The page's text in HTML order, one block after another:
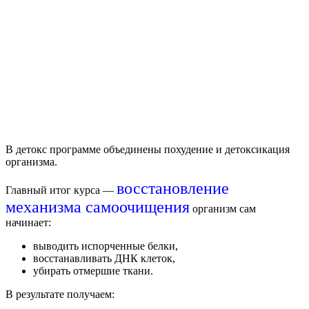
В детокс программе объединены похудение и детоксикация
организма.
Главный итог курса — восстановление
механизма самоочищения организм сам
начинает:
выводить испорченные белки,
восстанавливать ДНК клеток,
убирать отмершие ткани.
В результате получаем: